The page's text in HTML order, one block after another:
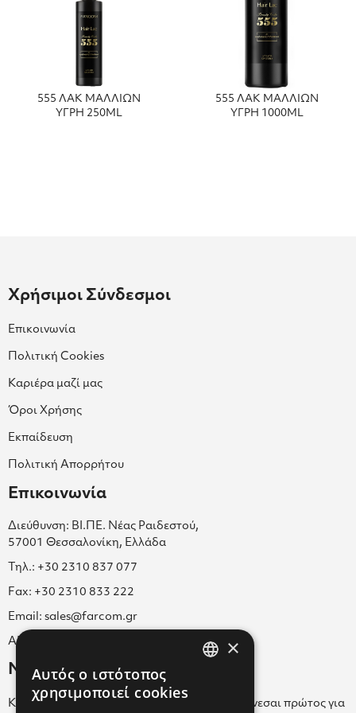
555 ΛΑΚ ΜΑΛΛΙΩΝ
ΥΓΡΗ 250ML
555 ΛΑΚ ΜΑΛΛΙΩΝ
ΥΓΡΗ 1000ML
Χρήσιμοι Σύνδεσμοι
Επικοινωνία
Πολιτική Cookies
Καριέρα μαζί μας
Όροι Χρήσης
Εκπαίδευση
Πολιτική Απορρήτου
Επικοινωνία
Διεύθυνση: ΒΙ.ΠΕ. Νέας Ραιδεστού,
57001 Θεσσαλονίκη, Ελλάδα
Τηλ.: +30 2310 837 077
Fax: +30 2310 833 222
Email: sales@farcom.gr
ΑΡ.Γ.Ε.ΜΗ. 038365205000
Newsletter
Κάνε εγγραφή στο Newsletter για να ενημερώνεσαι πρώτος για
×
Αυτός ο ιστότοπος
χρησιμοποιεί cookies